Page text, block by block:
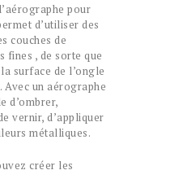
pour
d’utiliser des
couches de
fines , de sorte que
surface de l’ongle
Avec un aérographe
d’ombrer,
vernir, d’appliquer
métalliques.
créer les